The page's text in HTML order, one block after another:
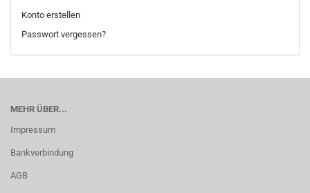
Konto erstellen
Passwort vergessen?
MEHR ÜBER...
Impressum
Bankverbindung
AGB